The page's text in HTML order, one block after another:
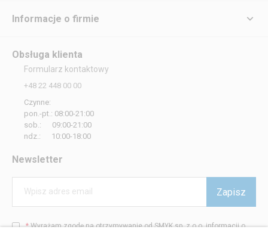
Informacje o firmie
Obsługa klienta
Formularz kontaktowy
+48 22 448 00 00
Czynne:
pon.-pt.: 08:00-21:00
sob.: 09:00-21:00
ndz.: 10:00-18:00
Newsletter
Wpisz adres email Zapisz
*Wyrażam zgodę na otrzymywanie od SMYK sp. z o.o. informacji o